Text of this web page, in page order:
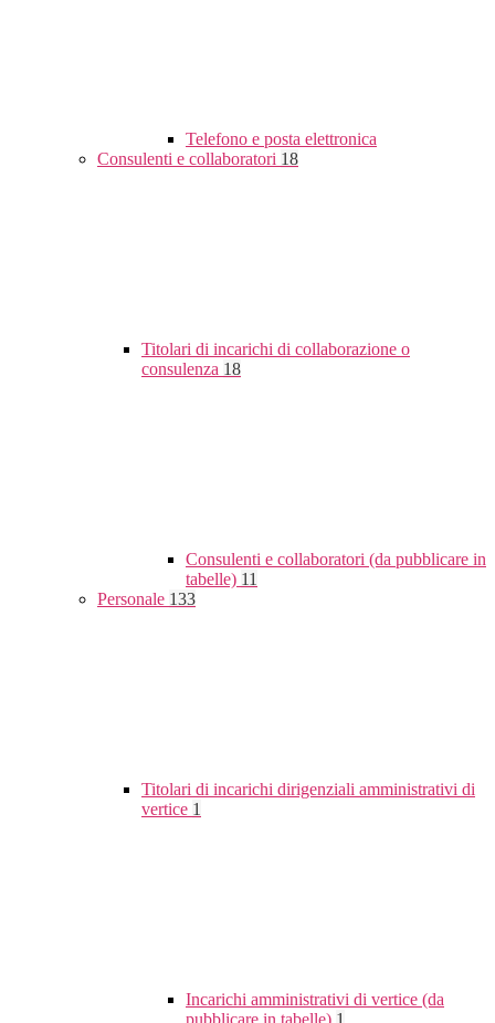
Telefono e posta elettronica
Consulenti e collaboratori 18
Titolari di incarichi di collaborazione o
consulenza 18
Consulenti e collaboratori (da pubblicare in
tabelle) 11
Personale 133
Titolari di incarichi dirigenziali amministrativi di
vertice 1
Incarichi amministrativi di vertice (da